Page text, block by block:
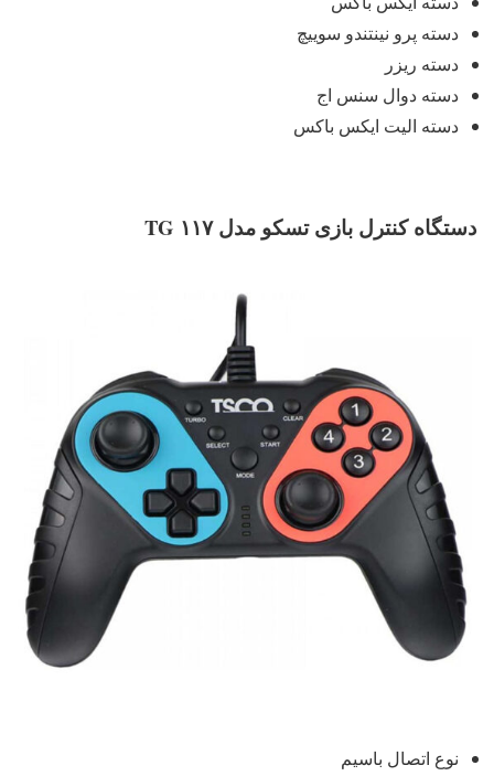
دسته پرو نینتندو سوییچ
دسته ریزر
دسته دوال سنس اج
دسته الیت ایکس باکس
دستگاه کنترل بازی تسکو مدل TG ۱۱۷
نوع اتصال باسیم